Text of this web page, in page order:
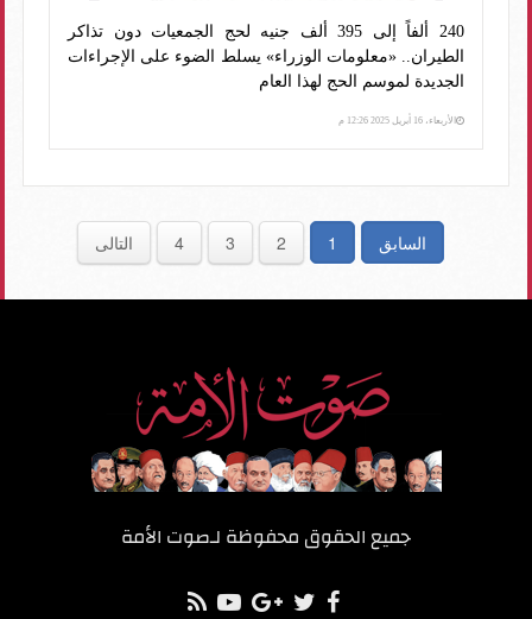
240 ألفاً إلى 395 ألف جنيه لحج الجمعيات دون تذاكر
الطيران.. «معلومات الوزراء» يسلط الضوء على الإجراءات
الجديدة لموسم الحج لهذا العام
الأربعاء، 16 أبريل 2025 12:26 م
السابق 1
2
3
4 التالى
جميع الحقوق محفوظة لـصوت الأمة